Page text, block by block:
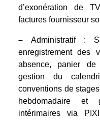
d’exonération de
factures fournisseur
–Administratif :
enregistrement des
absence, panier
gestion du
conventions de
hebdomadaire et
intérimaires via